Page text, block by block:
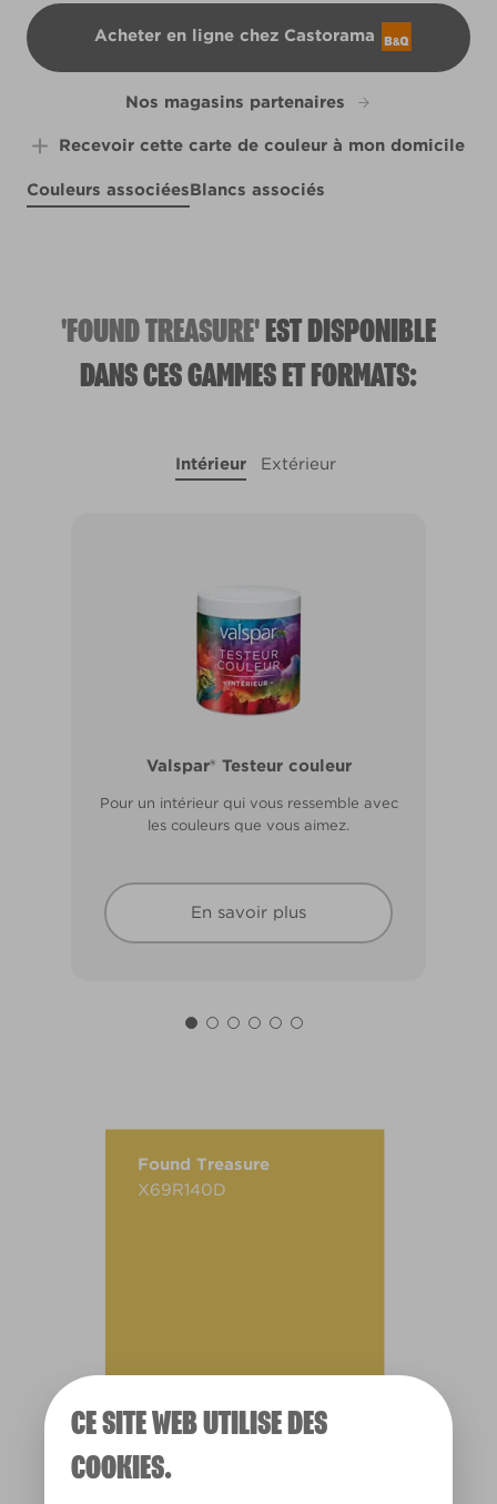
CE SITE WEB UTILISE DES
COOKIES.
Acheter en ligne chez Castorama
B&Q
Nos magasins partenaires
Recevoir cette carte de couleur à mon domicile
Couleurs associéesBlancs associés
'FOUND TREASURE' EST DISPONIBLE
DANS CES GAMMES ET FORMATS:
Intérieur Extérieur
Valspar® Testeur couleur
Pour un intérieur qui vous ressemble avec
les couleurs que vous aimez.
En savoir plus
Valspar® Pro Extérieur Boiseries et
Résiste aux fissures et à l’écaillage. Résiste
En savoir plus
Found Treasure
X69R140D